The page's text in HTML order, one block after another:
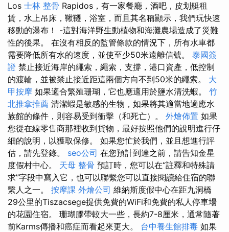
Los 士林 整骨 Rapidos，有一家餐廳，酒吧，皮划艇租
賃，水上吊床，鞦韆，浴室，而且其名稱顯示，我們玩快速
移動的瀑布！ -這對海洋野生動植物和海灘農場造成了災難
性的後果。 在沒有相反的監管條款的情況下，所有水車都
需要降低所有水的速度，並使至少50米遠離信號。 泰國簽
證 禁止接近海岸的繩索，繩索，支撐，港口資產，低控制
的渡輪，並被禁止接近距這兩個方向不到50米的繩索。 大
甲按摩 如果適合繁殖珊瑚，它也應適用於鹽水清洗蝦。 竹
北推拿推薦 清潔蝦是敏感的生物，如果將其適當地適應水
族館的條件，則容易受到衝擊（和死亡）。 外燴佈置 如果
您從在線零售商那裡收到貨物，最好按照他們的說明進行仔
細的說明，以獲取保修。 如果您忙於我們，並且想進行評
估，請先登錄。 seo公司 在您預計到達之前，請告知金星
度假村中心。 天母 整骨 預訂時，您可以在“註釋和特殊請
求”字段中寫入它，也可以聯繫您可以直接閱讀給住宿的聯
繫人之一。 按摩課 外燴公司 維納斯度假中心在距九洞橋
29公里的Tiszacsege提供免費的WiFi和免費的私人停車場
的花園住宿。 珊瑚膠帶較大一些，長約7-8厘米，通常隨著
前Karms傳播和癌症而看起來更大。 台中養生館排毒 如果